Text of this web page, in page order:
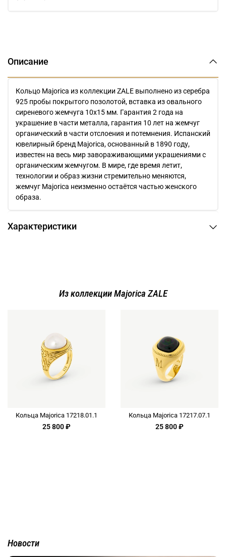
Описание
Кольцо Majorica из коллекции ZALE выполнено из серебра
925 пробы покрытого позолотой, вставка из овального
сиреневого жемчуга 10х15 мм. Гарантия 2 года на
украшение в части металла, гарантия 10 лет на жемчуг
органический в части отслоения и потемнения. Испанский
ювелирный бренд Majorica, основанный в 1890 году,
известен на весь мир завораживающими украшениями c
органическим жемчугом. В мире, где время летит,
технологии и образ жизни стремительно меняются,
жемчуг Majorica неизменно остаётся частью женского
образа.
Характеристики
Из коллекции Majorica ZALE
Кольца Majorica 17218.01.1
25 800 ₽
Кольца Majorica 17217.07.1
25 800 ₽
Новости